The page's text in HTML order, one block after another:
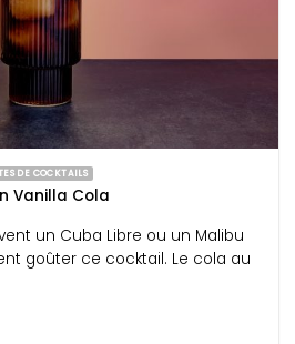
DE COCKTAILS
Vanilla Cola
un Cuba Libre ou un Malibu
goûter ce cocktail. Le cola au